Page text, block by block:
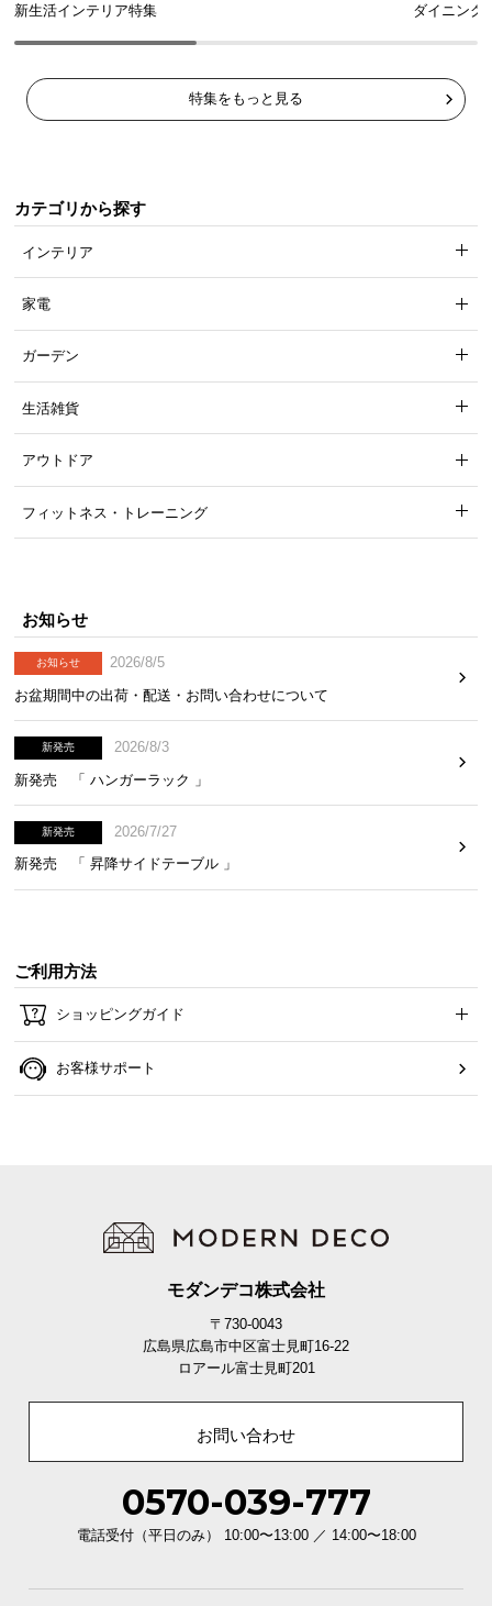
新生活インテリア特集 ダイニング
特集をもっと見る
カテゴリから探す
インテリア
家電
ガーデン
生活雑貨
アウトドア
フィットネス・トレーニング
お知らせ
お知らせ
2026/8/5
お盆期間中の出荷・配送・お問い合わせについて
新発売
2026/8/3
新発売 「 ハンガーラック 」
新発売
2026/7/27
新発売 「 昇降サイドテーブル 」
ご利用方法
ショッピングガイド
お客様サポート
モダンデコ株式会社
〒730-0043
広島県広島市中区富士見町16-22
ロアール富士見町201
お問い合わせ
0570-039-777
電話受付（平日のみ） 10:00〜13:00 ／ 14:00〜18:00